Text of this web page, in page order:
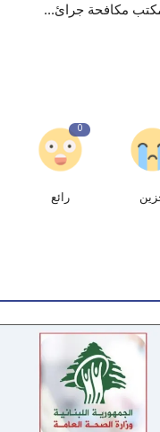
مكافحة جرائ...
0
رائع